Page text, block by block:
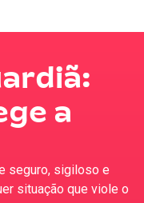
a
seguro, sigiloso e
situação que viole o